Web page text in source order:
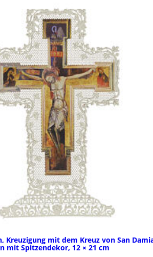
Kreuzigung mit dem Kreuz von San
mit Spitzendekor, 12 × 21 cm